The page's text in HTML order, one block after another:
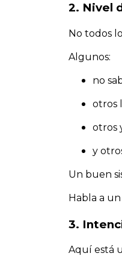
2. Nivel
No todos
Algunos:
no
otros
otros
y
Un buen
Habla a
3.
Aquí está